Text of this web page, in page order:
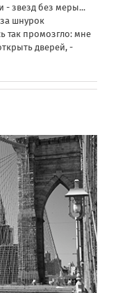
- звезд без меры...
шнурок
так промозгло: мне
дверей, -